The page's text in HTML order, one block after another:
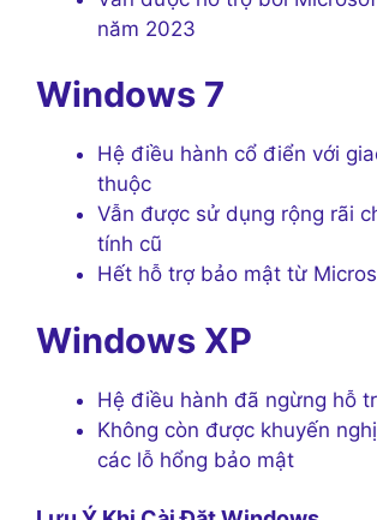
năm 2023
Windows 7
Hệ điều hành cổ điển với
thuộc
Vẫn được sử dụng rộng rãi
tính cũ
Hết hỗ trợ bảo mật từ
Windows XP
Hệ điều hành đã ngừng hỗ
Không còn được khuyến
các lỗ hổng bảo mật